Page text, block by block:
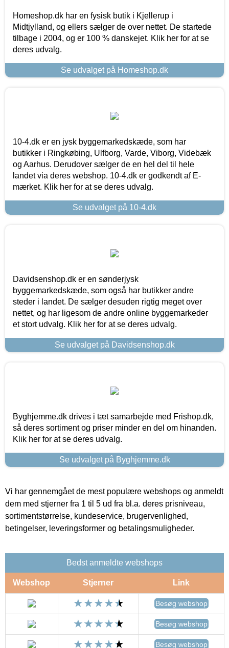
Homeshop.dk har en fysisk butik i Kjellerup i
Midtjylland, og ellers sælger de over nettet. De startede
tilbage i 2004, og er 100 % danskejet. Klik her for at se
deres udvalg.
Se udvalget på Homeshop.dk
10-4.dk er en jysk byggemarkedskæde, som har
butikker i Ringkøbing, Ulfborg, Varde, Viborg, Videbæk
og Aarhus. Derudover sælger de en hel del til hele
landet via deres webshop. 10-4.dk er godkendt af E-
mærket. Klik her for at se deres udvalg.
Se udvalget på 10-4.dk
Davidsenshop.dk er en sønderjysk
byggemarkedskæde, som også har butikker andre
steder i landet. De sælger desuden rigtig meget over
nettet, og har ligesom de andre online byggemarkeder
et stort udvalg. Klik her for at se deres udvalg.
Se udvalget på Davidsenshop.dk
Byghjemme.dk drives i tæt samarbejde med Frishop.dk,
så deres sortiment og priser minder en del om hinanden.
Klik her for at se deres udvalg.
Se udvalget på Byghjemme.dk
Vi har gennemgået de mest populære webshops og anmeldt
dem med stjerner fra 1 til 5 ud fra bl.a. deres prisniveau,
sortimentstørrelse, kundeservice, brugervenlighed,
betingelser, leveringsformer og betalingsmuligheder.
Bedst anmeldte webshops
Webshop Stjerner Link
Besøg webshop
Besøg webshop
Besøg webshop